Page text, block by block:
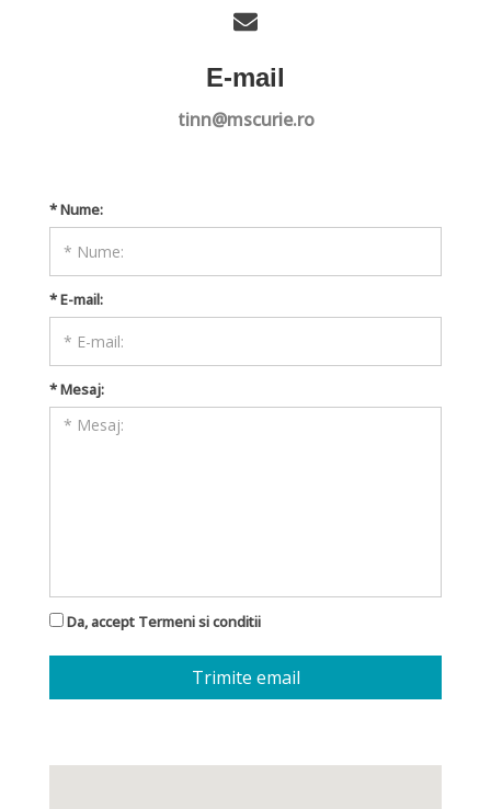
E-mail
tinn@mscurie.ro
* Nume:
* E-mail:
* Mesaj:
Da, accept Termeni si conditii